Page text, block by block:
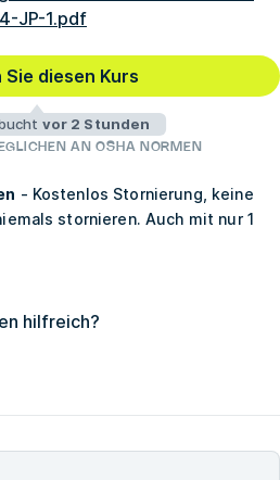
JP-1.pdf
Sie diesen Kurs
vor 2 Stunden
AN OSHA NORMEN
- Kostenlos Stornierung, keine
stornieren. Auch mit nur 1
hilfreich?